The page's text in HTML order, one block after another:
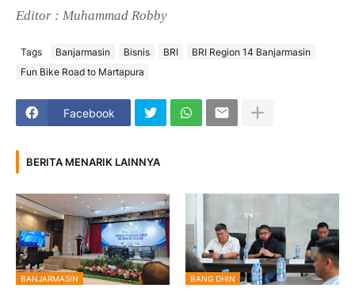
Editor : Muhammad Robby
Tags Banjarmasin Bisnis BRI
BRI Region 14 Banjarmasin
Fun Bike Road to Martapura
Facebook
BERITA MENARIK LAINNYA
BANJARMASIN BANG DHIN